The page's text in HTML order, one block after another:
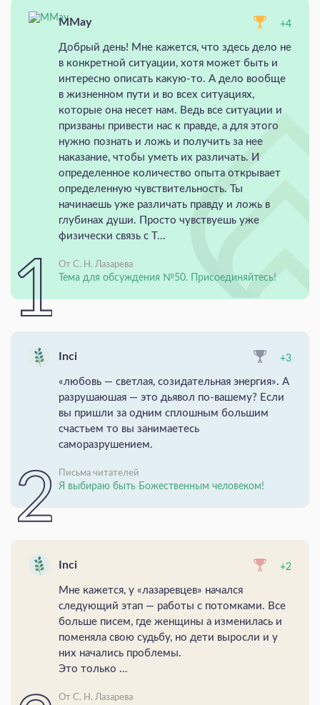
MMay +4
Добрый день! Мне кажется, что здесь дело не
в конкретной ситуации, хотя может быть и
интересно описать какую-то. А дело вообще
в жизненном пути и во всех ситуациях,
которые она несет нам. Ведь все ситуации и
призваны привести нас к правде, а для этого
нужно познать и ложь и получить за нее
наказание, чтобы уметь их различать. И
определенное количество опыта открывает
определенную чувствительность. Ты
начинаешь уже различать правду и ложь в
глубинах души. Просто чувствуешь уже
физически связь с Т...
От С. Н. Лазарева
Тема для обсуждения №50. Присоединяйтесь!
Inci +3
«любовь — светлая, созидательная энергия». А
разрушаюшая — это дьявол по-вашему? Если
вы пришли за одним сплошным большим
счастьем то вы занимаетесь
саморазрушением.
Письма читателей
Я выбираю быть Божественным человеком!
Inci +2
Мне кажется, у «лазаревцев» начался
следующий этап — работы с потомками. Все
больше писем, где женщины а изменилась и
поменяла свою судьбу, но дети выросли и у
них начались проблемы.
Это только ...
От С. Н. Лазарева